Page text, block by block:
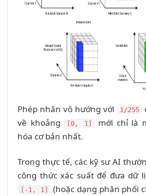
Phép nhân vô hướng với 1/255
về khoảng
[0, 1]
mới chỉ là
hóa cơ bản nhất.
Trong thực tế, các kỹ sư AI
công thức xác suất để đưa dữ
[-1, 1]
(hoặc dạng phân phối